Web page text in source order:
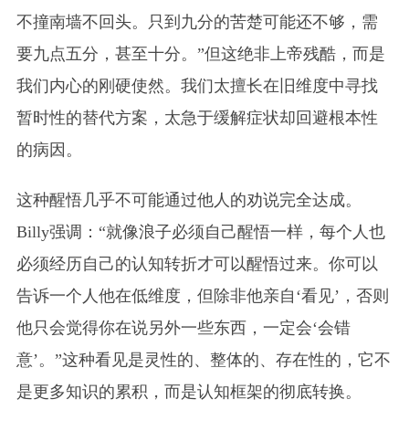
不撞南墙不回头。只到九分的苦楚可能还不够，需
要九点五分，甚至十分。”但这绝非上帝残酷，而是
我们内心的刚硬使然。我们太擅长在旧维度中寻找
暂时性的替代方案，太急于缓解症状却回避根本性
的病因。
这种醒悟几乎不可能通过他人的劝说完全达成。
Billy强调：“就像浪子必须自己醒悟一样，每个人也
必须经历自己的认知转折才可以醒悟过来。你可以
告诉一个人他在低维度，但除非他亲自‘看见’，否则
他只会觉得你在说另外一些东西，一定会‘会错
意’。”这种看见是灵性的、整体的、存在性的，它不
是更多知识的累积，而是认知框架的彻底转换。